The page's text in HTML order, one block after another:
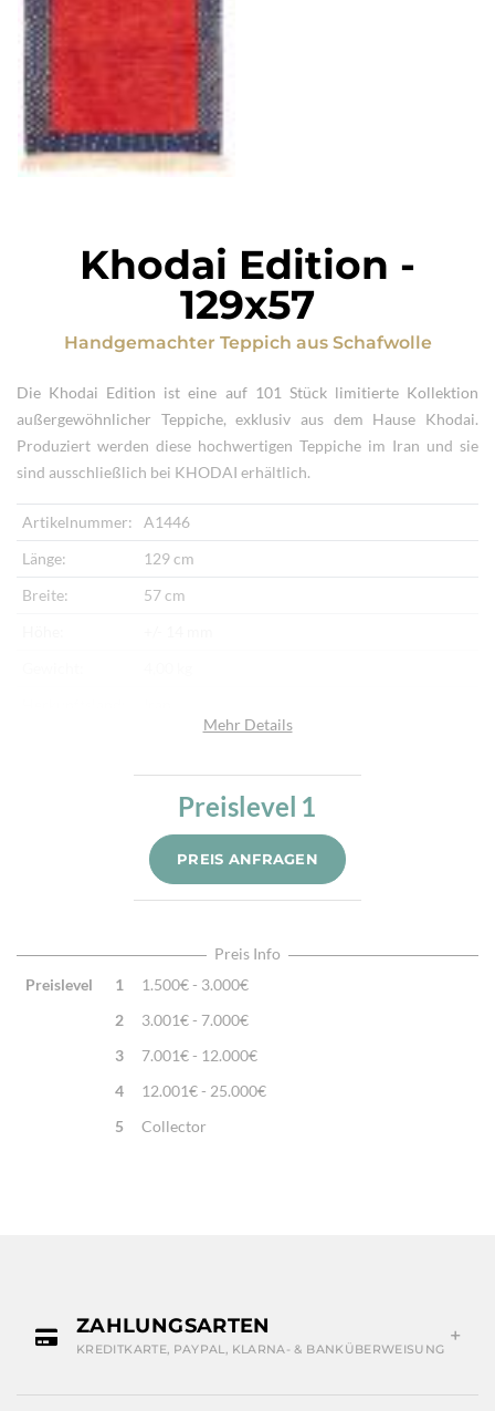
Khodai Edition -
129x57
Handgemachter Teppich aus Schafwolle
Die Khodai Edition ist eine auf 101 Stück limitierte Kollektion
außergewöhnlicher Teppiche, exklusiv aus dem Hause Khodai.
Produziert werden diese hochwertigen Teppiche im Iran und sie
sind ausschließlich bei KHODAI erhältlich.
Artikelnummer:
A1446
Länge:
129 cm
Breite:
57 cm
Schafwolle
190.000/m²
Sehr fein per Hand geknüpft
Traditionelle Machart
Mehr Details
Preislevel 1
PREIS ANFRAGEN
Preis Info
Preislevel
1
1.500€ - 3.000€
2
3.001€ - 7.000€
3
7.001€ - 12.000€
4
12.001€ - 25.000€
5
Collector
ZAHLUNGSARTEN
KREDITKARTE, PAYPAL, KLARNA- & BANKÜBERWEISUNG